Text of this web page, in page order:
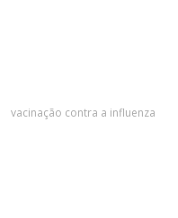
vacinação contra a influenza